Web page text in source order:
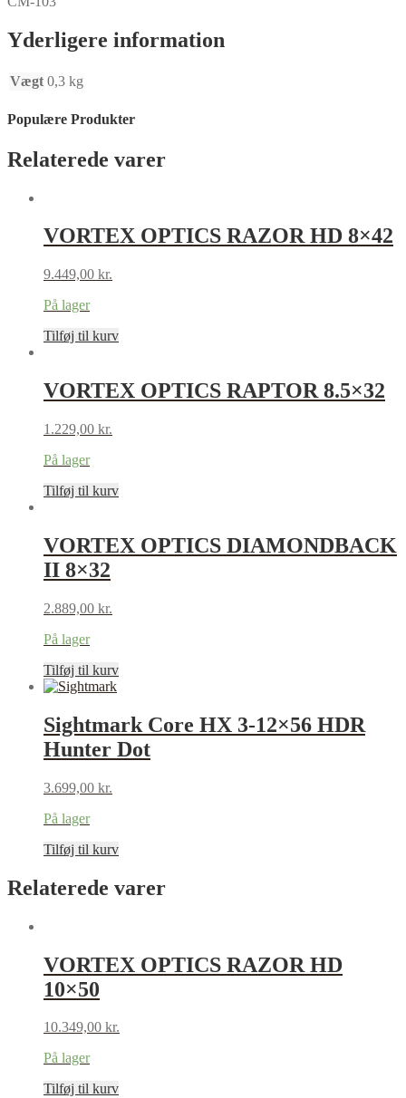
Yderligere information
Vægt 0,3 kg
Populære Produkter
Relaterede varer
VORTEX OPTICS RAZOR HD 8×42
9.449,00 kr.
På lager
Tilføj til kurv
VORTEX OPTICS RAPTOR 8.5×32
1.229,00 kr.
På lager
Tilføj til kurv
VORTEX OPTICS DIAMONDBACK
II 8×32
2.889,00 kr.
På lager
Tilføj til kurv
Sightmark Core HX 3-12×56 HDR
Hunter Dot
3.699,00 kr.
På lager
Tilføj til kurv
Relaterede varer
VORTEX OPTICS RAZOR HD
10×50
10.349,00 kr.
På lager
Tilføj til kurv